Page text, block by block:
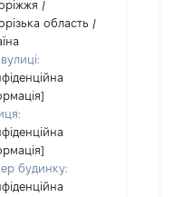
/
область /
будинку: